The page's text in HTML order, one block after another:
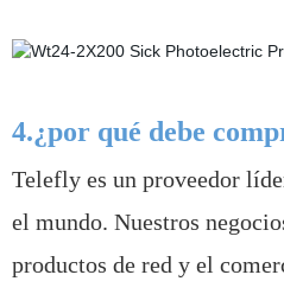
4.¿por qué debe
Telefly es un proveedor
el mundo. Nuestros
productos de red y el